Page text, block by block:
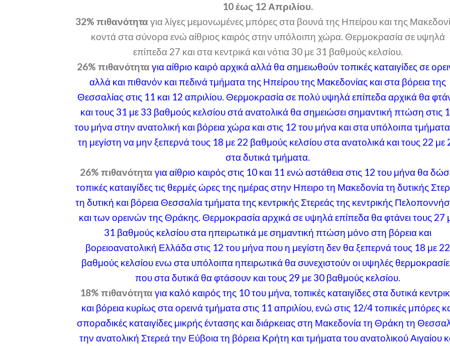
10 έως 12 Απριλίου.
32% πιθανότηταγια λίγες μεμονωμένες μπόρες στα βουνά της Ηπείρου και της
κοντά στα σύνορα ενώ αίθριος καιρός στην υπόλοιπη χώρα. Θερμοκρασία σε υψηλά
επίπεδα 27 και στα κεντρικά και νότια 30 με 31 βαθμούς κελσίου.
26% πιθανότηταγια αίθριο καιρό αρχικά αλλά θα σημειωθούν τοπικές καταιγίδες σε
αλλά και πιθανόν και πεδινά τμήματα της Ηπείρου της Μακεδονίας και στα βόρεια της
Θεσσαλίας στις 11 και 12 απριλίου. Θερμοκρασία σε πολύ υψηλά επίπεδα αρχικά θα
και τους 31 με 33 βαθμούς κελσίου στά ανατολικά θα σημειώσει σημαντική πτώση στις
του μήνα στην ανατολική και βόρεια χώρα και στις 12 του μήνα και στα υπόλοιπα
τη μεγίστη να μην ξεπερνά τους 18 με 22 βαθμούς κελσίου στα ανατολικά και τους 22 με
στα δυτικά τμήματα.
26% πιθανότηταγια αίθριο καιρός στις 10 και 11 ενώ αστάθεια στις 12 του μήνα θα
τοπικές καταιγίδες τις θερμές ώρες της ημέρας στην Ηπειρο τη Μακεδονία τη δυτικής
τη δυτική και βόρεια Θεσσαλία τμήματα της κεντρικής Στερεάς της κεντρικής
και των ορεινών της Θράκης. Θερμοκρασία αρχικά σε υψηλά επίπεδα θα φτάνει τους 27
31 βαθμούς κελσίου στα ηπειρωτικά με σημαντική πτώση μόνο στη βόρεια και
βορειοανατολική Ελλάδα στις 12 του μήνα που η μεγίστη δεν θα ξεπερνά τους 18 με 22
βαθμούς κελσίου ενω στα υπόλοιπα ηπειρωτικά θα συνεχιστούν οι υψηλές
που στα δυτικά θα φτάσουν και τους 29 με 30 βαθμούς κελσίου.
18% πιθανότηταγια καλό καιρός της 10 του μήνα, τοπικές καταιγίδες στα δυτικά
και βόρεια κυρίως στα ορεινά τμήματα στις 11 απριλίου, ενώ στις 12/4 τοπικές μπόρες
σποραδικές καταιγίδες μικρής έντασης και διάρκειας στη Μακεδονία τη Θράκη τη
την ανατολική Στερεά την Εύβοια τη βόρεια Κρήτη και τμήματα του ανατολικού Αιγαίου